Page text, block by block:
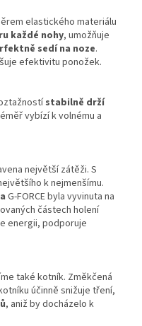
elastického materiálu
každé nohy, umožňuje
sedí na noze.
efektivitu ponožek.
stabilně drží
vybízí k volnému a
největší zátěži. S
k nejmenšímu.
G-FORCE byla vyvinuta na
částech holení
energii, podporuje
také kotník. Změkčená
účinně snižuje tření,
, aniž by docházelo k